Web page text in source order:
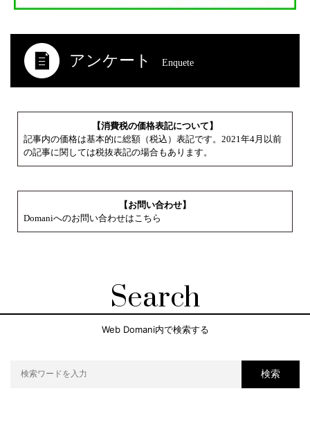
アンケート Enquete
【消費税の価格表記について】
記事内の価格は基本的に総額（税込）表記です。2021年4月以前
の記事に関しては税抜表記の場合もあります。
【お問い合わせ】
Domaniへのお問い合わせはこちら
Search
Web Domani内で検索する
検索